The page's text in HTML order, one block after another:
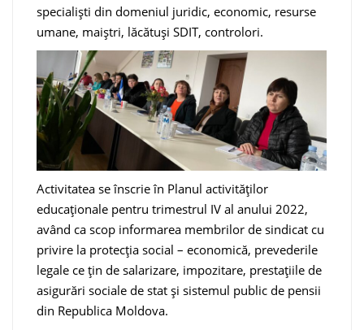
specialiști din domeniul juridic, economic, resurse
umane, maiștri, lăcătuși SDIT, controlori.
Activitatea se înscrie în Planul activităților
educaționale pentru trimestrul IV al anului 2022,
având ca scop informarea membrilor de sindicat cu
privire la protecția social – economică, prevederile
legale ce țin de salarizare, impozitare, prestațiile de
asigurări sociale de stat și sistemul public de pensii
din Republica Moldova.